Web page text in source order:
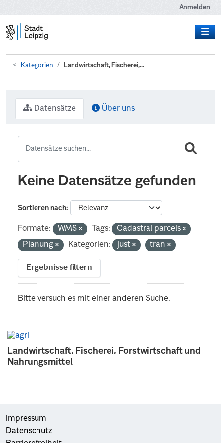
Anmelden
Kategorien Landwirtschaft, Fischerei,...
Landwirtschaft, Fischerei, Forstwirtschaft und
Nahrungsmittel
Datensätze Über uns
Keine Datensätze gefunden
Sortieren nach
Formate: WMS Tags:
Cadastral parcels
Planung
Kategorien: just tran
Ergebnisse filtern
Bitte versuch es mit einer anderen Suche.
Impressum
Datenschutz